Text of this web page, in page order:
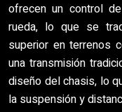
ofrecen un control
rueda, lo que se
superior en terrenos
una transmisión
diseño del chasis, lo
la suspensión y